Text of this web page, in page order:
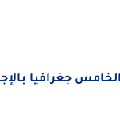
جغرافيا